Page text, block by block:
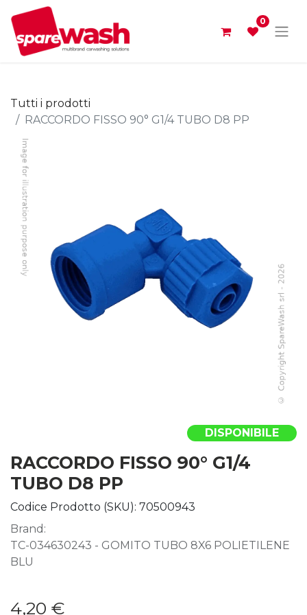
0
Tutti i prodotti
RACCORDO FISSO 90° G1/4 TUBO D8 PP
DISPONIBILE
RACCORDO FISSO 90° G1/4
TUBO D8 PP
Codice Prodotto (SKU): 70500943
Brand:
TC-034630243 - GOMITO TUBO 8X6 POLIETILENE
BLU
4,20 €